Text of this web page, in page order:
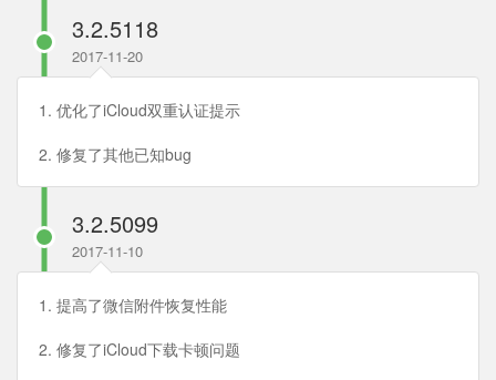
3.2.5118
2017-11-20
1. 优化了iCloud双重认证提示
2. 修复了其他已知bug
3.2.5099
2017-11-10
1. 提高了微信附件恢复性能
2. 修复了iCloud下载卡顿问题